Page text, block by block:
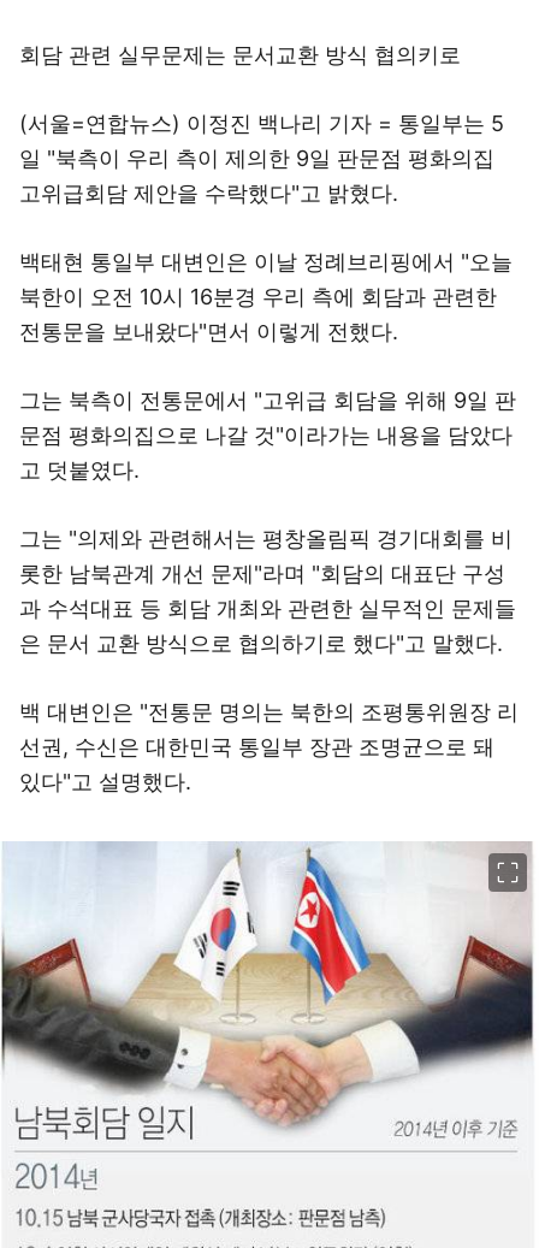
회담 관련 실무문제는 문서교환 방식 협의키로
(서울=연합뉴스) 이정진 백나리 기자 = 통일부는 5
일 "북측이 우리 측이 제의한 9일 판문점 평화의집
고위급회담 제안을 수락했다"고 밝혔다.
백태현 통일부 대변인은 이날 정례브리핑에서 "오늘
북한이 오전 10시 16분경 우리 측에 회담과 관련한
전통문을 보내왔다"면서 이렇게 전했다.
그는 북측이 전통문에서 "고위급 회담을 위해 9일 판
문점 평화의집으로 나갈 것"이라가는 내용을 담았다
고 덧붙였다.
그는 "의제와 관련해서는 평창올림픽 경기대회를 비
롯한 남북관계 개선 문제"라며 "회담의 대표단 구성
과 수석대표 등 회담 개최와 관련한 실무적인 문제들
은 문서 교환 방식으로 협의하기로 했다"고 말했다.
백 대변인은 "전통문 명의는 북한의 조평통위원장 리
선권, 수신은 대한민국 통일부 장관 조명균으로 돼
있다"고 설명했다.